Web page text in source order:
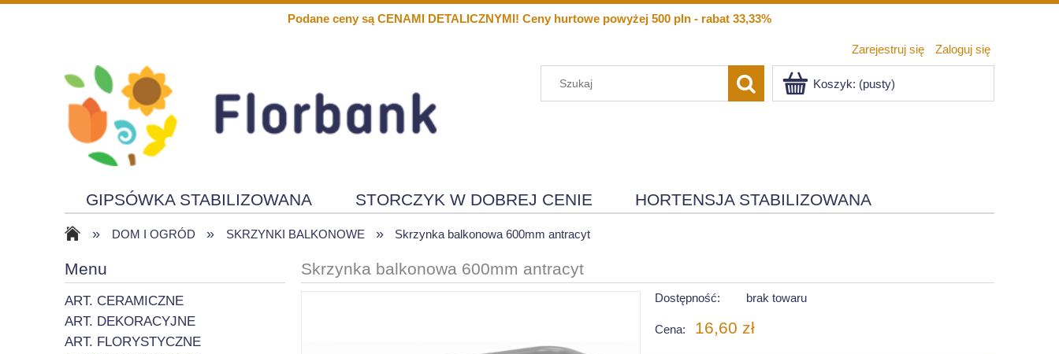
Podane ceny są CENAMI DETALICZNYMI! Ceny hurtowe powyżej 500 pln - rabat 33,33%
Zarejestruj się Zaloguj się
Koszyk: (pusty)
GIPSÓWKA STABILIZOWANA STORCZYK W DOBREJ CENIE HORTENSJA STABILIZOWANA
KWIATY PIANKOWE SOLARY Menu Nowości
» DOM I OGRÓD » SKRZYNKI BALKONOWE » Skrzynka balkonowa 600mm antracyt
Menu
ART. CERAMICZNE
ART. DEKORACYJNE
ART. FLORYSTYCZNE
Skrzynka balkonowa 600mm antracyt
Dostępność: brak towaru
Cena: 16,60 zł